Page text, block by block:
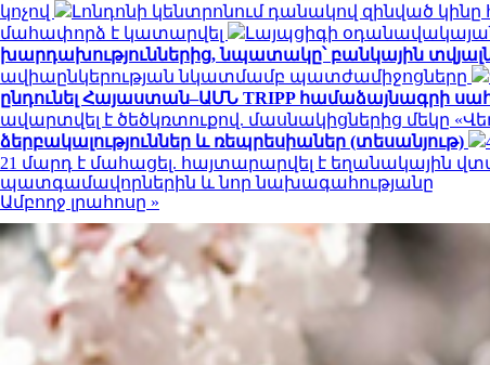
կոչով
Լոնդոնի կենտրոնում դանակով զինված
մահափորձ է կատարվել
Լայպցիգի
խարդախություններից, նպատակը՝ բանկային
ավիաընկերության նկատմամբ պատժամիջոցները
ընդունել Հայաստան–ԱՄՆ TRIPP համաձայնագրի
ավարտվել է ծեծկռտուքով. մասնակիցներից մեկը
ձերբակալություններ և ռեպրեսիաներ (տեսանյութ)
21 մարդ է մահացել. հայտարարվել է եղանակային
պատգամավորներին և նոր նախագահությանը
Ամբողջ լրահոսը »